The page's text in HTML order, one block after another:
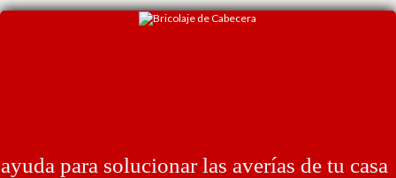
Skip
para solucionar las averías de tu casa